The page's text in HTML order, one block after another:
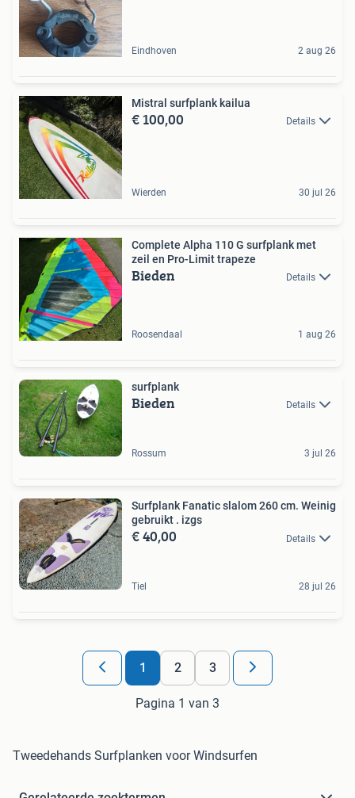
Eindhoven 2 aug 26
Mistral surfplank kailua
€ 100,00 Details
Wierden 30 jul 26
Complete Alpha 110 G surfplank met
zeil en Pro-Limit trapeze
Bieden Details
Roosendaal 1 aug 26
surfplank
Bieden Details
Rossum 3 jul 26
Surfplank Fanatic slalom 260 cm. Weinig
gebruikt . izgs
€ 40,00 Details
Tiel 28 jul 26
1 2 3
Pagina 1 van 3
Tweedehands Surfplanken voor Windsurfen